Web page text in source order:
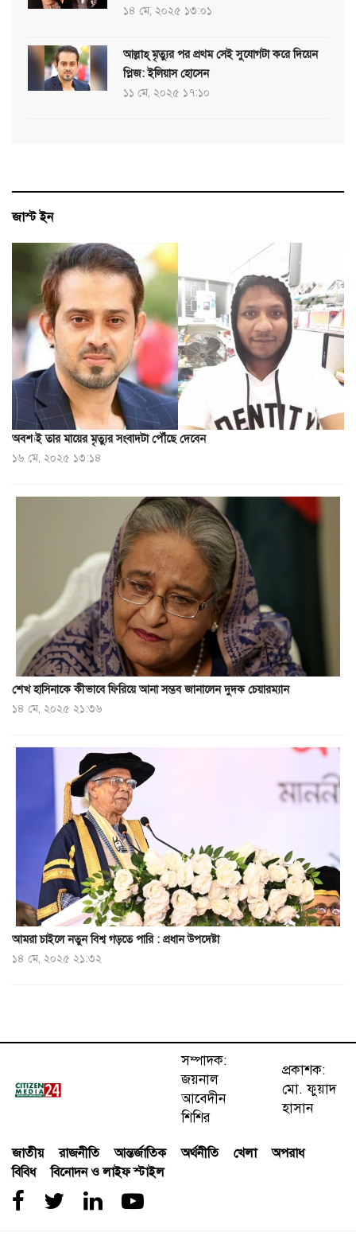
১৪ মে, ২০২৫ ১৩:০১
আল্লাহ্ মৃত্যুর পর প্রথম সেই সুযোগটা করে দিয়েন
প্লিজ: ইলিয়াস হোসেন
১১ মে, ২০২৫ ১৭:১০
জাস্ট ইন
অবশ্যই তার মায়ের মৃত্যুর সংবাদটা পৌঁছে দেবেন
১৬ মে, ২০২৫ ১৩:১৪
শেখ হাসিনাকে কীভাবে ফিরিয়ে আনা সম্ভব জানালেন দুদক চেয়ারম্যান
১৪ মে, ২০২৫ ২১:৩৬
আমরা চাইলে নতুন বিশ্ব গড়তে পারি : প্রধান উপদেষ্টা
১৪ মে, ২০২৫ ২১:৩২
সম্পাদক:
জয়নাল
আবেদীন
শিশির
প্রকাশক:
মো. ফুয়াদ
হাসান
জাতীয় রাজনীতি আন্তর্জাতিক অর্থনীতি খেলা
অপরাধ
বিবিধ
বিনোদন ও লাইফ স্টাইল